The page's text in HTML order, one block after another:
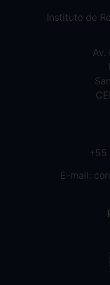
Instituto de
Av.
E-mail: